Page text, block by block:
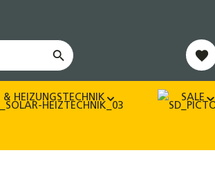
& HEIZUNGSTECHNIK SALE